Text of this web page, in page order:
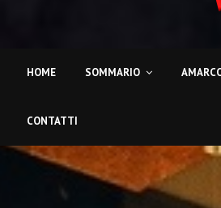
HOME SOMMARIO
CONTATTI